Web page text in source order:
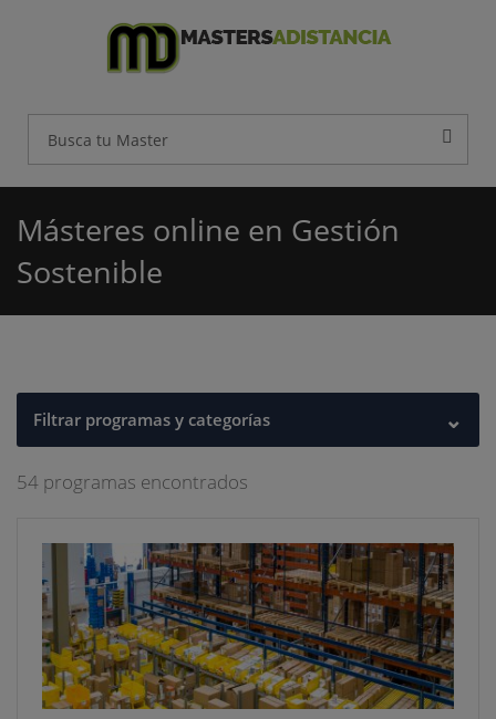
Másteres online en Gestión
Sostenible
Filtrar programas y categorías ⌄
54 programas encontrados